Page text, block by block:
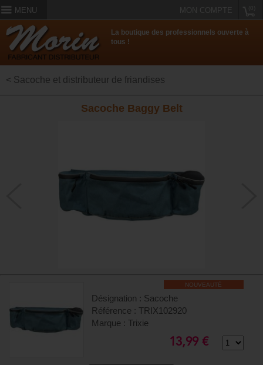
MENU MON COMPTE
La boutique des professionnels ouverte à
tous !
< Sacoche et distributeur de friandises
Sacoche Baggy Belt
NOUVEAUTÉ
Désignation : Sacoche
Référence : TRIX102920
Marque : Trixie
13,99 €